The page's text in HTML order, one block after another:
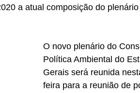
a atual composição do
O novo plenário do
Política Ambiental do
Gerais será reunida
feira para a reunião de